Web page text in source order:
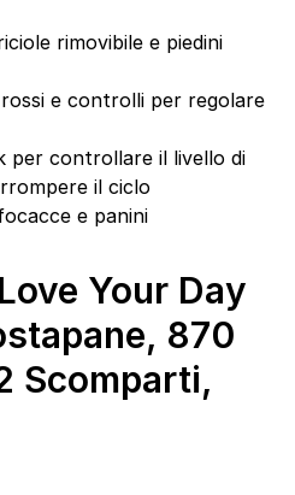
rimovibile e piedini
e controlli per regolare
per controllare il livello di
il ciclo
e panini
Your Day
870
Scomparti,